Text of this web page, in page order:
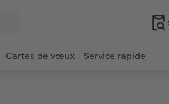
Cartes de vœux Service rapide